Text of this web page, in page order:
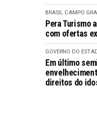
BRASIL CAMPO
Pera Turismo
com ofertas
GOVERNO DO
Em último
direitos do